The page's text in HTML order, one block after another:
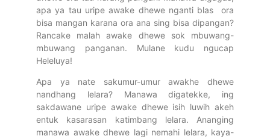
apa ya tau uripe awake dhewe nganti blas ora
bisa mangan karana ora ana sing bisa dipangan?
Rancake malah awake dhewe sok mbuwang-
mbuwang panganan. Mulane kudu ngucap
Heleluya!
Apa ya nate sakumur-umur awakhe dhewe
nandhang lelara? Manawa digatekke, ing
sakdawane uripe awake dhewe isih luwih akeh
entuk kasarasan katimbang lelara. Ananging
manawa awake dhewe lagi nemahi lelara, kaya-